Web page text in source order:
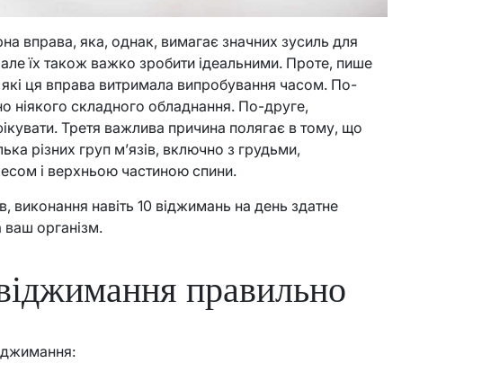
вправа, яка, однак, вимагає значних зусиль для
їх також важко зробити ідеальними. Проте, пише
ця вправа витримала випробування часом. По-
ніякого складного обладнання. По-друге,
Третя важлива причина полягає в тому, що
різних груп м’язів, включно з грудьми,
і верхньою частиною спини.
виконання навіть 10 віджимань на день здатне
ваш організм.
правильно